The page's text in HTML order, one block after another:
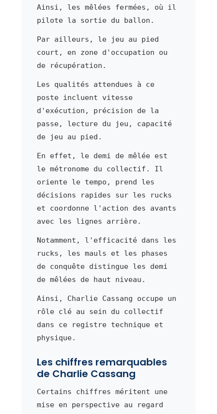
Ainsi, les mêlées fermées, où il
pilote la sortie du ballon.
Par ailleurs, le jeu au pied
court, en zone d'occupation ou
de récupération.
Les qualités attendues à ce
poste incluent vitesse
d'exécution, précision de la
passe, lecture du jeu, capacité
de jeu au pied.
En effet, le demi de mêlée est
le métronome du collectif. Il
oriente le tempo, prend les
décisions rapides sur les rucks
et coordonne l'action des avants
avec les lignes arrière.
Notamment, l'efficacité dans les
rucks, les mauls et les phases
de conquête distingue les demi
de mêlées de haut niveau.
Ainsi, Charlie Cassang occupe un
rôle clé au sein du collectif
dans ce registre technique et
physique.
Les chiffres remarquables
de Charlie Cassang
Certains chiffres méritent une
mise en perspective au regard